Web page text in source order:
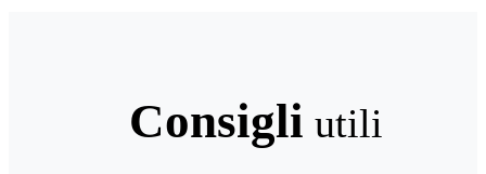
Consigli utili